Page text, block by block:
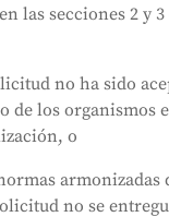
las secciones 2 y
no ha sido
de los organismos
o
armonizadas
no se